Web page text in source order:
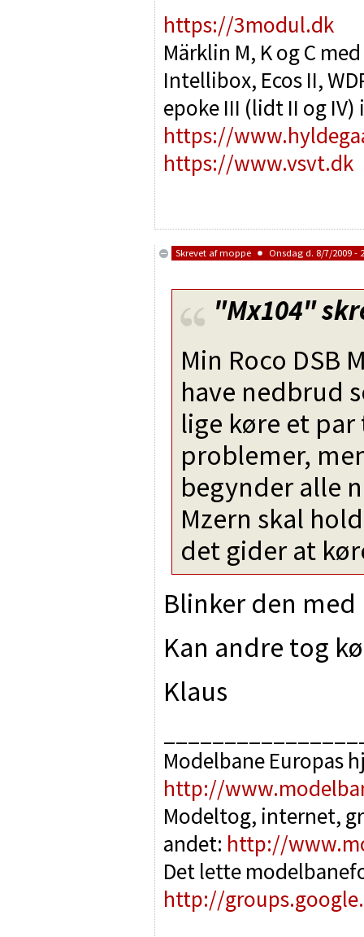
https://3modul.dk
Märklin M, K og C
Intellibox, Ecos II,
epoke III (lidt II og
https://
https://www.vsvt.dk
Skrevet afmoppe Onsdag d. 8/7/2009 -
"Mx104"
Min Roco DSB
have nedbrud
lige køre et
problemer,
begynder alle
Mzern skal
det gider at
Blinker den med
Kan andre tog
Klaus
Modelbane Europas
http://
Modeltog, internet,
andet: http://
Det lette
http://